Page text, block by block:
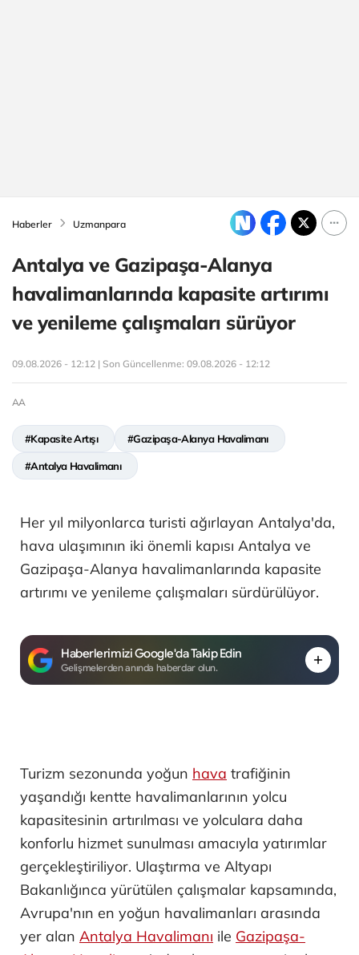
Haberler Uzmanpara
Antalya ve Gazipaşa-Alanya
havalimanlarında kapasite artırımı
ve yenileme çalışmaları sürüyor
09.08.2026 - 12:12 | Son Güncellenme: 09.08.2026 - 12:12
AA
#Kapasite Artışı #Gazipaşa-Alanya Havalimanı
#Antalya Havalimanı
Her yıl milyonlarca turisti ağırlayan Antalya'da,
hava ulaşımının iki önemli kapısı Antalya ve
Gazipaşa-Alanya havalimanlarında kapasite
artırımı ve yenileme çalışmaları sürdürülüyor.
Haberlerimizi Google'da Takip Edin
Gelişmelerden anında haberdar olun.
Turizm sezonunda yoğun hava trafiğinin
yaşandığı kentte havalimanlarının yolcu
kapasitesinin artırılması ve yolculara daha
konforlu hizmet sunulması amacıyla yatırımlar
gerçekleştiriliyor. Ulaştırma ve Altyapı
Bakanlığınca yürütülen çalışmalar kapsamında,
Avrupa'nın en yoğun havalimanları arasında
yer alan Antalya Havalimanı ile Gazipaşa-